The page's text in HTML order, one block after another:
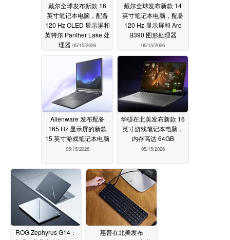
戴尔全球发布新款 16
英寸笔记本电脑，配备
120 Hz OLED 显示屏和
英特尔 Panther Lake 处
理器 05/15/2026
戴尔全球发布新款 14
英寸笔记本电脑，配备
120 Hz 显示屏和 Arc
B390 图形处理器
05/15/2026
Alienware 发布配备
165 Hz 显示屏的新款
15 英寸游戏笔记本电脑
05/15/2026
华硕在北美发布新款 16
英寸游戏笔记本电脑，
内存高达 64GB
05/15/2026
ROG Zephyrus G14：
惠普在北美发布